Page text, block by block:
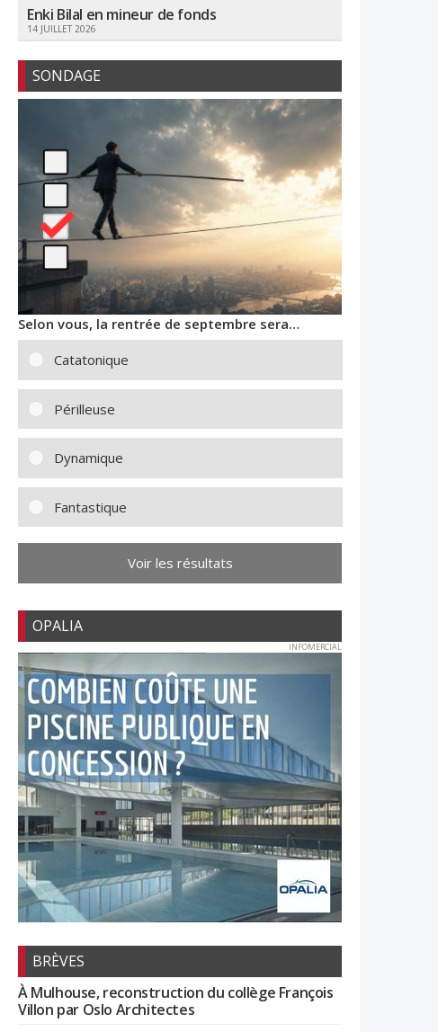
Enki Bilal en mineur de fonds
14 JUILLET 2026
SONDAGE
Selon vous, la rentrée de septembre sera…
Catatonique
Périlleuse
Dynamique
Fantastique
Voir les résultats
OPALIA
INFOMERCIAL
BRÈVES
À Mulhouse, reconstruction du collège François
Villon par Oslo Architectes